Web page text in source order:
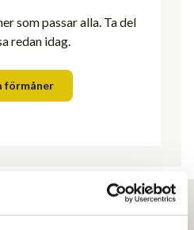
som passar alla. Ta del
redan idag.
förmåner